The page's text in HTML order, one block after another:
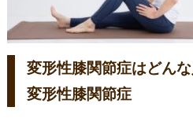
変形性膝関節症はどん
変形性膝関節症